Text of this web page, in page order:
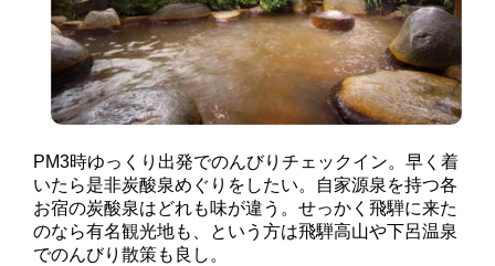
PM3時ゆっくり出発でのんびりチェックイン。早く着
いたら是非炭酸泉めぐりをしたい。自家源泉を持つ各
お宿の炭酸泉はどれも味が違う。せっかく飛騨に来た
のなら有名観光地も、という方は飛騨高山や下呂温泉
でのんびり散策も良し。